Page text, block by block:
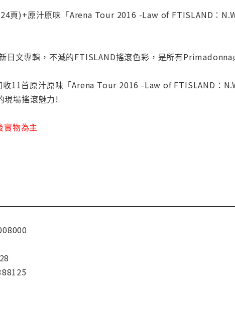
頁)+原汁原味「Arena Tour 2016 -Law of FTISLAND：
日文專輯，不滅的FTISLAND搖滾色彩，是所有Primadonna
11首原汁原味「Arena Tour 2016 -Law of FTISLAND：
現場搖滾魅力!
物為主